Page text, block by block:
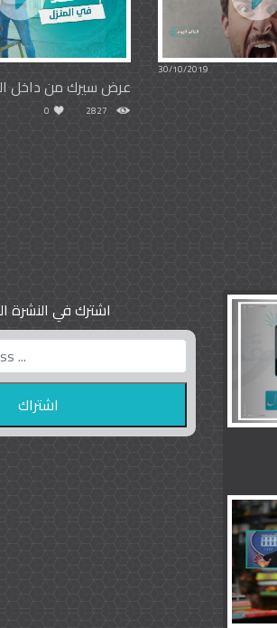
30/10/2019
عرض سيرك من داخل
2827
0
اشترك في النشرة